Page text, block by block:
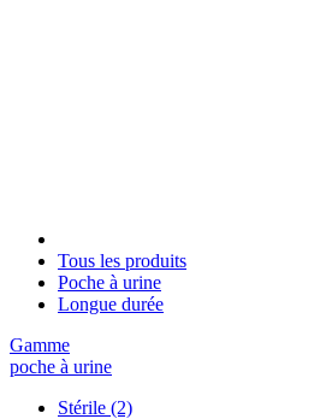
Tous les produits
Poche à urine
Longue durée
Gamme
poche à urine
Stérile (2)